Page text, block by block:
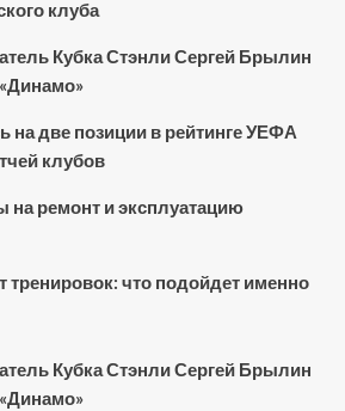
клуба
Кубка Стэнли Сергей Брылин
на две позиции в рейтинге УЕФА
клубов
на ремонт и эксплуатацию
тренировок: что подойдет именно
Кубка Стэнли Сергей Брылин